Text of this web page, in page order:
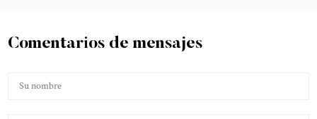
Comentarios de mensajes